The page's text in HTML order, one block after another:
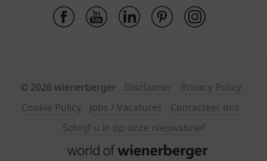
© 2026 wienerberger Disclaimer
Privacy Policy
Cookie Policy
Jobs / Vacatures
Contacteer ons
Schrijf u in op onze nieuwsbrief